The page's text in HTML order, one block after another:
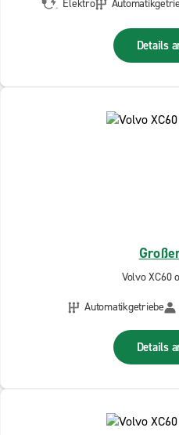
Elektro
Details
Volvo XC60
Automatikgetriebe
Details